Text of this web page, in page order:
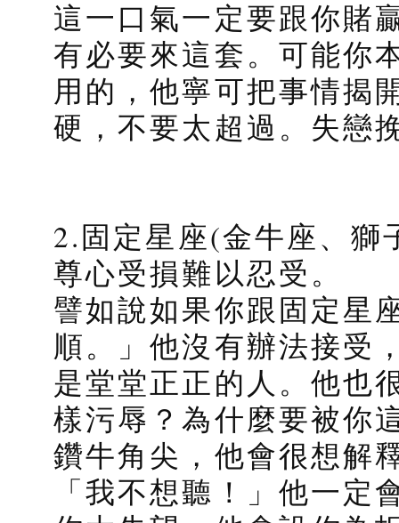
這一口氣一定要跟你賭
有必要來這套。可能你
用的，他寧可把事情揭
硬，不要太超過。失戀
2.固定星座(金牛座、獅
尊心受損難以忍受。
譬如說如果你跟固定星
順。」他沒有辦法接受
是堂堂正正的人。他也
樣污辱？為什麼要被你
鑽牛角尖，他會很想解
「我不想聽！」他一